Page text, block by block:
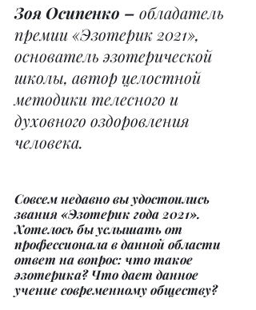
Зоя Осипенко – обладатель
премии «Эзотерик 2021»,
основатель эзотерической
школы, автор целостной
методики телесного и
духовного оздоровления
человека.
Совсем недавно вы удостоились
звания «Эзотерик года 2021».
Хотелось бы услышать от
профессионала в данной области
ответ на вопрос: что такое
эзотерика? Что дает данное
учение современному обществу?